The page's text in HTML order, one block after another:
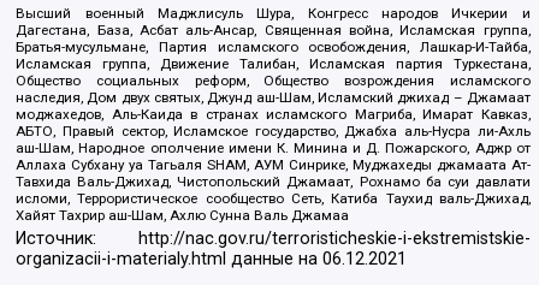
Высший военный Маджлисуль Шура, Конгресс народов Ичкерии и
Дагестана, База, Асбат аль-Ансар, Священная война, Исламская группа,
Братья-мусульмане, Партия исламского освобождения, Лашкар-И-Тайба,
Исламская группа, Движение Талибан, Исламская партия Туркестана,
Общество социальных реформ, Общество возрождения исламского
наследия, Дом двух святых, Джунд аш-Шам, Исламский джихад – Джамаат
моджахедов, Аль-Каида в странах исламского Магриба, Имарат Кавказ,
АБТО, Правый сектор, Исламское государство, Джабха аль-Нусра ли-Ахль
аш-Шам, Народное ополчение имени К. Минина и Д. Пожарского, Аджр от
Аллаха Субхану уа Тагьаля SHAM, АУМ Синрике, Муджахеды джамаата Ат-
Тавхида Валь-Джихад, Чистопольский Джамаат, Рохнамо ба суи давлати
исломи, Террористическое сообщество Сеть, Катиба Таухид валь-Джихад,
Хайят Тахрир аш-Шам, Ахлю Сунна Валь Джамаа
Источник:
http://nac.gov.ru/terroristicheskie-i-ekstremistskie-
organizacii-i-materialy.html данные на06.12.2021